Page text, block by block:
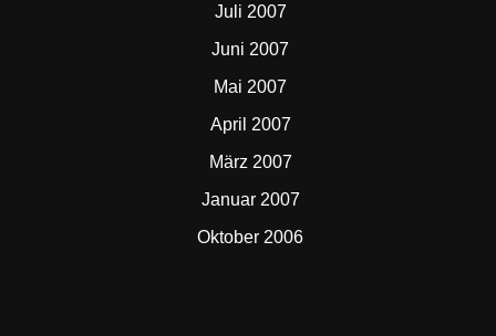
Juli 2007
Juni 2007
Mai 2007
April 2007
März 2007
Januar 2007
Oktober 2006